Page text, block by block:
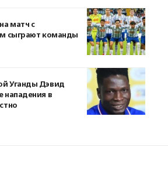
матч с
сыграют команды
Уганды Дэвид
нападения в